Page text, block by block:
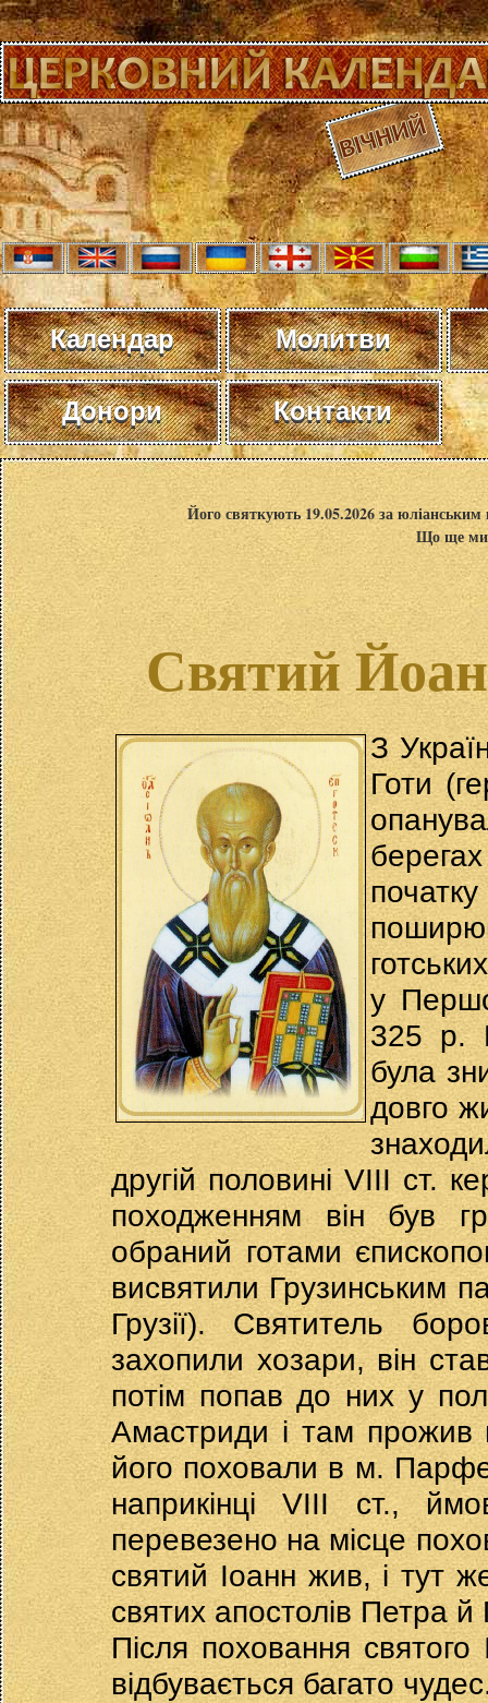
Календар Молитви
Донори Контакти
Його святкують 19.05.2026 за
Що ще ми
Святий
З
Готи
у
325 р.
була
довго
другій половині VIII ст.
походженням він був
обраний готами
висвятили Грузинським
Грузії). Святитель
захопили хозари, він
потім попав до них у
Амастриди і там
його поховали в м.
наприкінці VIII ст.,
перевезено на місце
святий Іоанн жив, і тут
святих апостолів Петра
Після поховання
відбувається багато